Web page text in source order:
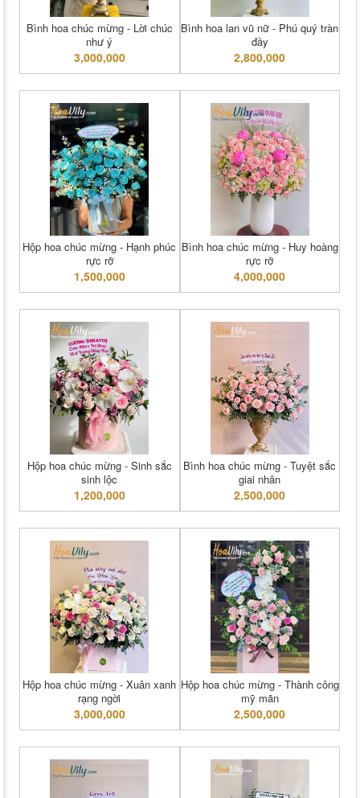
Bình hoa chúc mừng - Lời chúc
như ý
3,000,000
Bình hoa lan vũ nữ - Phú quý tràn
đầy
2,800,000
Hộp hoa chúc mừng - Hạnh phúc
rực rỡ
1,500,000
Bình hoa chúc mừng - Huy hoàng
rực rỡ
4,000,000
Hộp hoa chúc mừng - Sinh sắc
sinh lộc
1,200,000
Bình hoa chúc mừng - Tuyệt sắc
giai nhân
2,500,000
Hộp hoa chúc mừng - Xuân xanh
rạng ngời
3,000,000
Hộp hoa chúc mừng - Thành công
mỹ mãn
2,500,000